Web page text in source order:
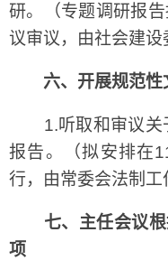
研。（专题调研报
议审议，由社会建设
六、开展规范性
1.听取和审议关
报告。（拟安排在
行，由常委会法制工
七、主任会议
项